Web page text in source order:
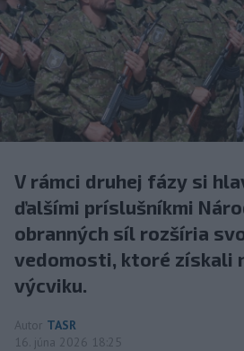
V rámci druhej fázy si
ďalšími príslušníkmi
obranných síl rozšíria
vedomosti, ktoré získali
výcviku.
Autor TASR
16. júna 2026 18:25